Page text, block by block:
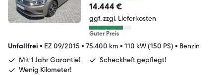
14.444 €
ggf. zzgl. Lieferkosten
Guter Preis
Unfallfrei • EZ 09/2015 • 75.400 km • 110 kW (150 PS) • Benzin
Mit 1 Jahr Garantie!
Scheckheft gepflegt!
Wenig Kilometer!